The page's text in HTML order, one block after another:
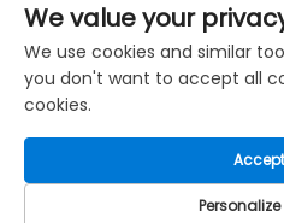
Metalowa
Zwalniany
O
Polityka
We value your
We use cookies and similar
you don't want to accept all
cookies.